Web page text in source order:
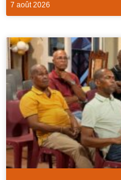
7 août 2026